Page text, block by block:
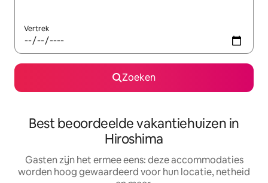
Vertrek
Zoeken
Best beoordeelde vakantiehuizen in
Hiroshima
Gasten zijn het ermee eens: deze accommodaties
worden hoog gewaardeerd voor hun locatie, netheid